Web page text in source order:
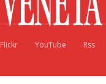
Flickr YouTube Rss